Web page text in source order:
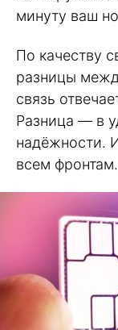
минуту ваш
По качеству
разницы
связь
Разница — в
надёжности.
всем фронтам.